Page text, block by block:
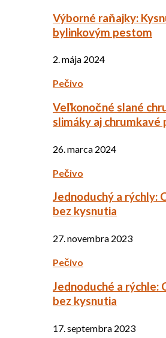
Výborné raňajky:
bylinkovým pestom
2. mája 2024
Pečivo
Veľkonočné slané
slimáky aj chrumkavé
26. marca 2024
Pečivo
Jednoduchý a rýchly:
bez kysnutia
27. novembra 2023
Pečivo
Jednoduché a rýchle:
bez kysnutia
17. septembra 2023